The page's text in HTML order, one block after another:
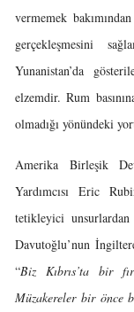
vermemek
gerçekleşmesini
Yunanistan’da
elzemdir. Rum
olmadığı yönündeki
Amerika Birleşik
Yardımcısı Eric
tetikleyici unsurlardan
Davutoğlu’nun
“Biz Kıbrıs’ta bir
Müzakereler bir önce